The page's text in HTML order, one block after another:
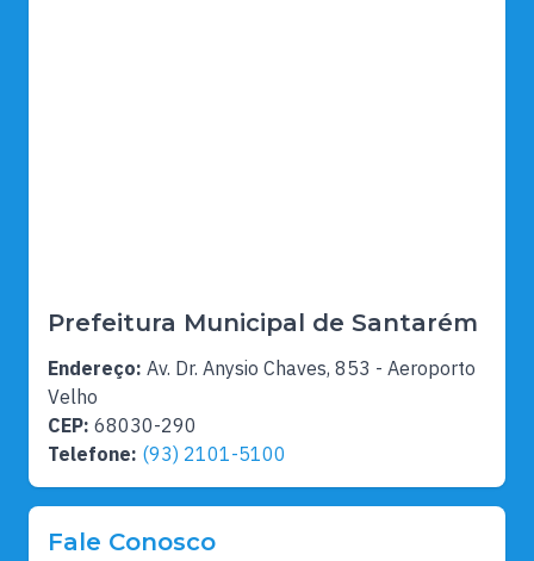
Prefeitura Municipal de Santarém
Endereço: Av. Dr. Anysio Chaves, 853 - Aeroporto
Velho
CEP: 68030-290
Telefone: (93) 2101-5100
Fale Conosco